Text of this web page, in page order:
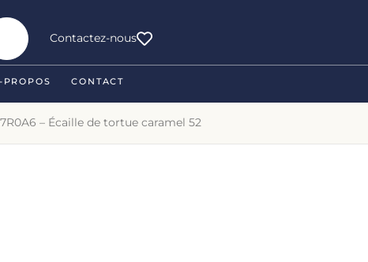
Contactez-nous
PROPOS CONTACT
– Écaille de tortue caramel 52